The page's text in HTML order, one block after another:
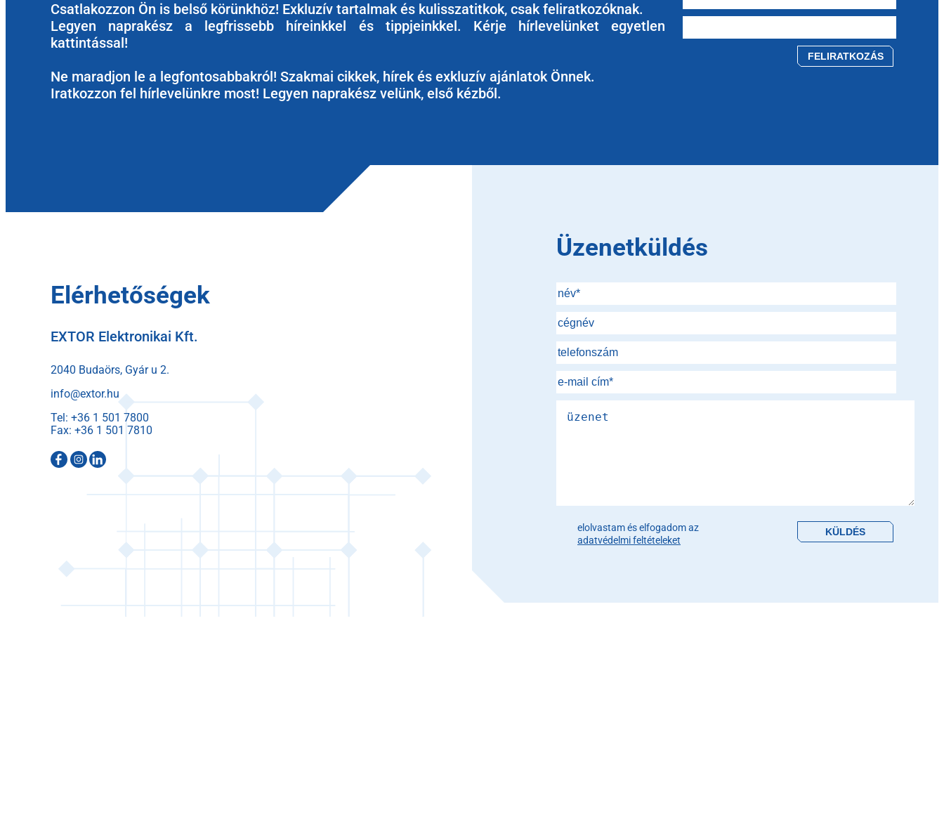
Csatlakozzon Ön is belső körünkhöz! Exkluzív tartalmak és kulisszatitkok, csak feliratkozóknak.
Legyen naprakész a legfrissebb híreinkkel és tippjeinkkel. Kérje hírlevelünket egyetlen
kattintással!
Ne maradjon le a legfontosabbakról! Szakmai cikkek, hírek és exkluzív ajánlatok Önnek.
Iratkozzon fel hírlevelünkre most! Legyen naprakész velünk, első kézből.
Please leave this field empty.
Elérhetőségek
EXTOR Elektronikai Kft.
2040 Budaörs, Gyár u 2.
info@extor.hu
Tel:
Fax:
Üzenetküldés
elolvastam és elfogadom az
adatvédelmi feltételeket